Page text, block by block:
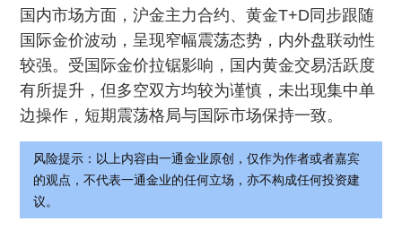
国内市场方面，沪金主力合约、黄金T+D同步跟随
国际金价波动，呈现窄幅震荡态势，内外盘联动性
较强。受国际金价拉锯影响，国内黄金交易活跃度
有所提升，但多空双方均较为谨慎，未出现集中单
边操作，短期震荡格局与国际市场保持一致。
风险提示：以上内容由一通金业原创，仅作为作者或者嘉宾
的观点，不代表一通金业的任何立场，亦不构成任何投资建
议。